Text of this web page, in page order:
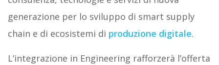
generazione per lo sviluppo di smart supply
chain e di ecosistemi di produzione digitale.
L’integrazione in Engineering rafforzerà l’offerta